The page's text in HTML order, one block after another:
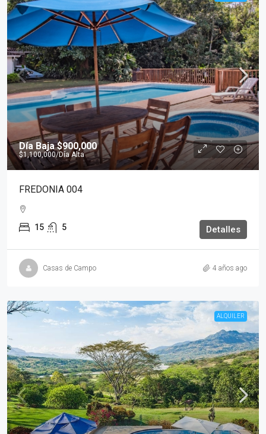
Día Baja$900,000
$1,100,000/Día Alta
FREDONIA 004
15 5 Detalles
Casas de Campo 4 años ago
ALQUILER